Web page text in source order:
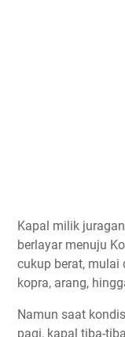
Kapal milik
berlayar menuju
cukup berat, mulai
kopra, arang,
Namun saat
pagi, kapal tiba-